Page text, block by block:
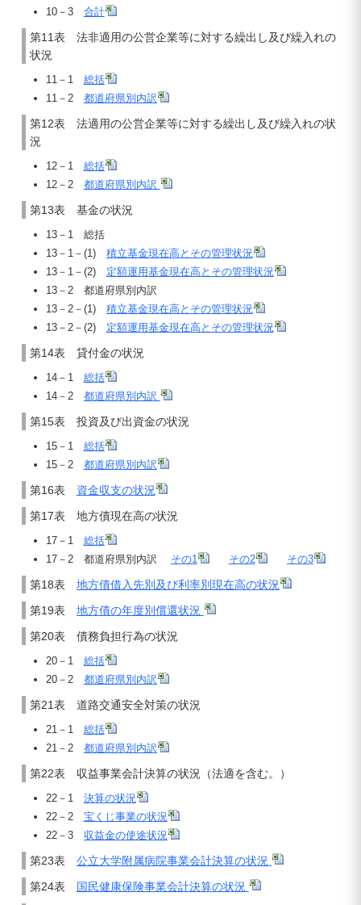
10－3 合計
第11表 法非適用の公営企業等に対する繰出し及び繰入れの
状況
11－1 総括
11－2 都道府県別内訳
第12表 法適用の公営企業等に対する繰出し及び繰入れの状
況
12－1 総括
12－2 都道府県別内訳
第13表 基金の状況
13－1 総括
13－1－(1) 積立基金現在高とその管理状況
13－1－(2) 定額運用基金現在高とその管理状況
13－2 都道府県別内訳
13－2－(1) 積立基金現在高とその管理状況
13－2－(2) 定額運用基金現在高とその管理状況
第14表 貸付金の状況
14－1 総括
14－2 都道府県別内訳
第15表 投資及び出資金の状況
15－1 総括
15－2 都道府県別内訳
第16表 資金収支の状況
第17表 地方債現在高の状況
17－1 総括
17－2 都道府県別内訳 その1 その2 その3
第18表 地方債借入先別及び利率別現在高の状況
第19表 地方債の年度別償還状況
第20表 債務負担行為の状況
20－1 総括
20－2 都道府県別内訳
第21表 道路交通安全対策の状況
21－1 総括
21－2 都道府県別内訳
第22表 収益事業会計決算の状況（法適を含む。）
22－1 決算の状況
22－2 宝くじ事業の状況
22－3 収益金の使途状況
第23表 公立大学附属病院事業会計決算の状況
第24表
国民健康保険事業会計決算の状況